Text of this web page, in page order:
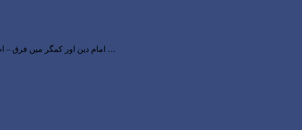
امام دین اور کمگر میں فرق – اصل کمگر کبوتر جن کی آنکھوں کی زمین سفید اور ذرات اورنج یعنی مالٹا لال رنگ میں تھے شجرہ نسب میں امام دین …